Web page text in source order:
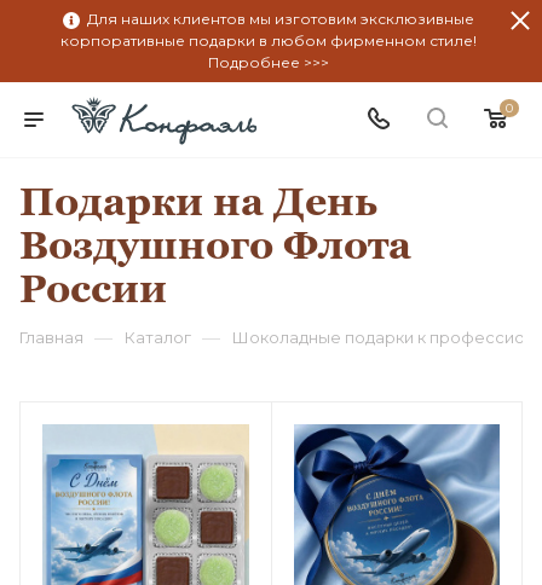
Для наших клиентов мы изготовим эксклюзивные
корпоративные подарки в любом фирменном стиле!
Подробнее >>>
0
Подарки на День
Воздушного Флота
России
Главная — Каталог — Шоколадные подарки к